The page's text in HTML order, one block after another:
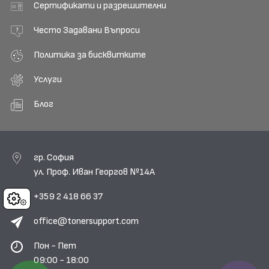
Cookies
Сертификати и разрешителни
Често Задавани Въпроси
Политика за бисквитките
Услуги
Блог
гр. София
ул. Проф. Иван Георгов №14А
+359 2 418 66 37
office@tonersupport.com
Пон - Пет
09:00 - 18:00